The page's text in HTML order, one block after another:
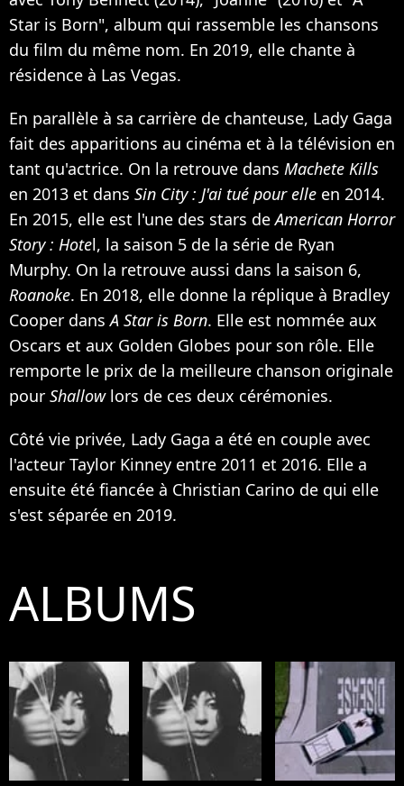
Star is Born", album qui rassemble les chansons
du film du même nom. En 2019, elle chante à
résidence à Las Vegas.
En parallèle à sa carrière de chanteuse, Lady Gaga
fait des apparitions au cinéma et à la télévision en
tant qu'actrice. On la retrouve dans Machete Kills
en 2013 et dans Sin City : J'ai tué pour elle en 2014.
En 2015, elle est l'une des stars deAmerican Horror
Story : Hotel, la saison 5 de la série de Ryan
Murphy. On la retrouve aussi dans la saison 6,
Roanoke. En 2018, elle donne la réplique à Bradley
Cooper dansA Star is Born. Elle est nommée aux
Oscars et aux Golden Globes pour son rôle. Elle
remporte le prix de la meilleure chanson originale
pour Shallowlors de ces deux cérémonies.
Côté vie privée, Lady Gaga a été en couple avec
l'acteur Taylor Kinney entre 2011 et 2016. Elle a
ensuite été fiancée à Christian Carino de qui elle
s'est séparée en 2019.
ALBUMS